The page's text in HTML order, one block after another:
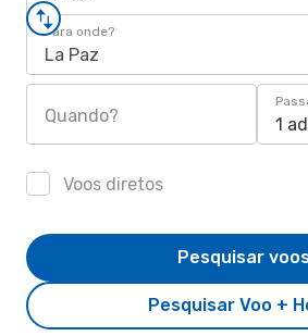
Para onde?
La Paz
Quando? 1
Voos diretos
Pesquisar Voo +
Pesquisar